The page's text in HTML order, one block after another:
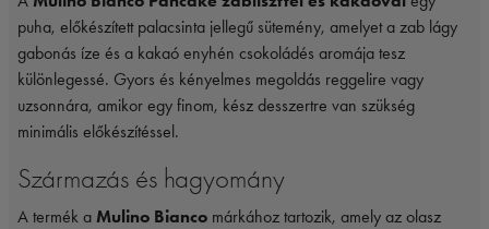
puha, előkészített palacsinta jellegű sütemény, amelyet a zab lágy
gabonás íze és a kakaó enyhén csokoládés aromája tesz
különlegessé. Gyors és kényelmes megoldás reggelire vagy
uzsonnára, amikor egy finom, kész desszertre van szükség
minimális előkészítéssel.
Származás és hagyomány
A termék a Mulino Bianco márkához tartozik, amely az olasz